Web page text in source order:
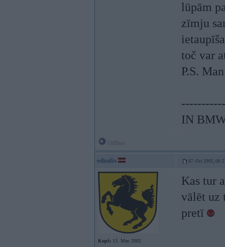
lūpām
zīmju
toč var
P.S.
IN
edzulis 07. Oct 2005,
Kopš: 13. May 2002
Kas tur
vālēt uz
pretī